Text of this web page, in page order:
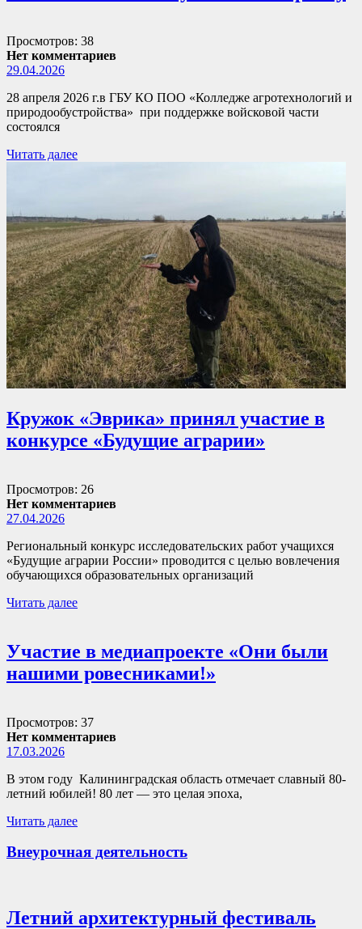
Просмотров: 38
Нет комментариев
29.04.2026
28 апреля 2026 г.в ГБУ КО ПОО «Колледже агротехнологий и
природообустройства» при поддержке войсковой части
состоялся
Читать далее
Кружок «Эврика» принял участие в
конкурсе «Будущие аграрии»
Просмотров: 26
Нет комментариев
27.04.2026
Региональный конкурс исследовательских работ учащихся
«Будущие аграрии России» проводится с целью вовлечения
обучающихся образовательных организаций
Читать далее
Участие в медиапроекте «Они были
нашими ровесниками!»
Просмотров: 37
Нет комментариев
17.03.2026
В этом году Калининградская область отмечает славный 80-
летний юбилей! 80 лет — это целая эпоха,
Читать далее
Внеурочная деятельность
Летний архитектурный фестиваль